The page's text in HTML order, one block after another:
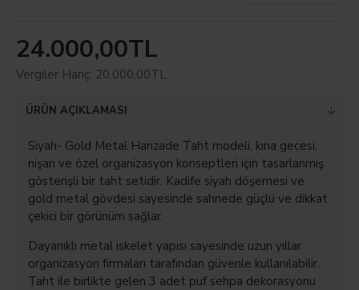
24.000,00TL
Vergiler Hariç: 20.000,00TL
ÜRÜN AÇIKLAMASI
Siyah- Gold Metal Hanzade Taht modeli, kına gecesi,
nişan ve özel organizasyon konseptleri için tasarlanmış
gösterişli bir taht setidir. Kadife siyah döşemesi ve
gold metal gövdesi sayesinde sahnede güçlü ve dikkat
çekici bir görünüm sağlar.
Dayanıklı metal iskelet yapısı sayesinde uzun yıllar
organizasyon firmaları tarafından güvenle kullanılabilir.
Taht ile birlikte gelen 3 adet puf sehpa dekorasyonu